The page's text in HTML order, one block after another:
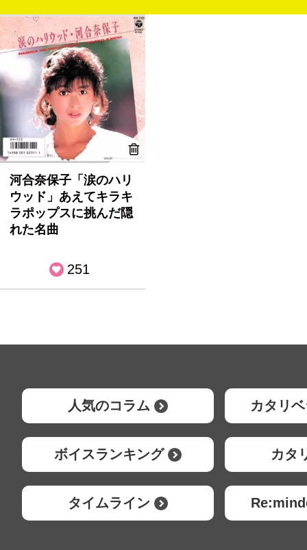
河合奈保子「涙のハリ
ウッド」あえてキラキ
ラポップスに挑んだ隠
れた名曲
251
人気のコラム カタリ
ボイスランキング カタ
タイムライン